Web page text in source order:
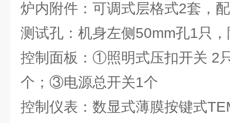
炉内附件：可调式层格式2套，
测试孔：机身左侧50mm孔1只
控制面板：①照明式压扣开关 2
个；③电源总开关1个
控制仪表：数显式薄膜按键式